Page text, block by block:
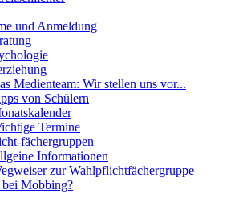
und Anmeldung
Medienteam: Wir stellen uns vor...
von Schülern
Termine
fächergruppen
Informationen
zur Wahlpflichtfächergruppe
bei Mobbing?